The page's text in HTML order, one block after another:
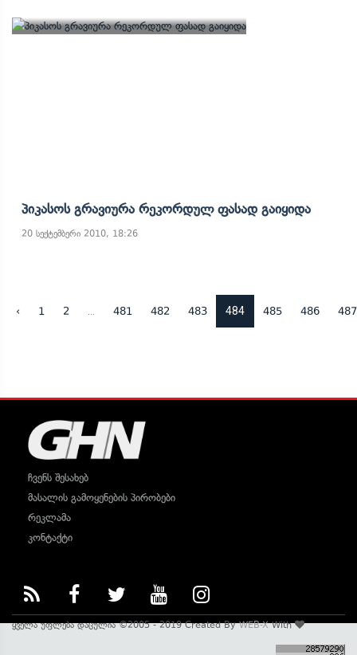
Პიკასოს Გრავიურა Რეკორდულ Ფასად Გაიყიდა
20 სექტემბერი 2010, 18:26
‹ 1 2 481 482 483 484 485 486 487
ჩვენს შესახებ
მასალის გამოყენების პირობები
რეკლამა
კონტაქტი
ყველა უფლება დაცულია ©2005 - 2019 Created ByWEB-XWith